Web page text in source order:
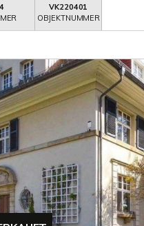
4
VK220401
OBJEKTNUMMER